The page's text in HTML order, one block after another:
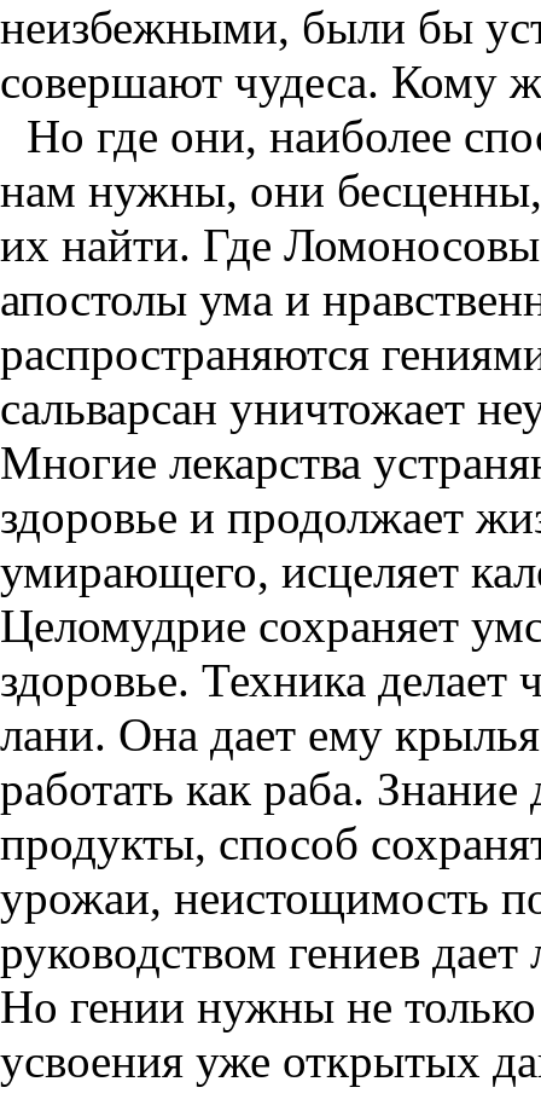
неизбежными, были бы
совершают чудеса. Кому
Но где они, наиболее
нам нужны, они
их найти. Где
апостолы ума и
распространяются
сальварсан уничтожает
Многие лекарства
здоровье и продолжает
умирающего, исцеляет
Целомудрие сохраняет
здоровье. Техника делает
лани. Она дает ему
работать как раба.
продукты, способ
урожаи, неистощимость
руководством гениев
Но гении нужны не
усвоения уже открытых